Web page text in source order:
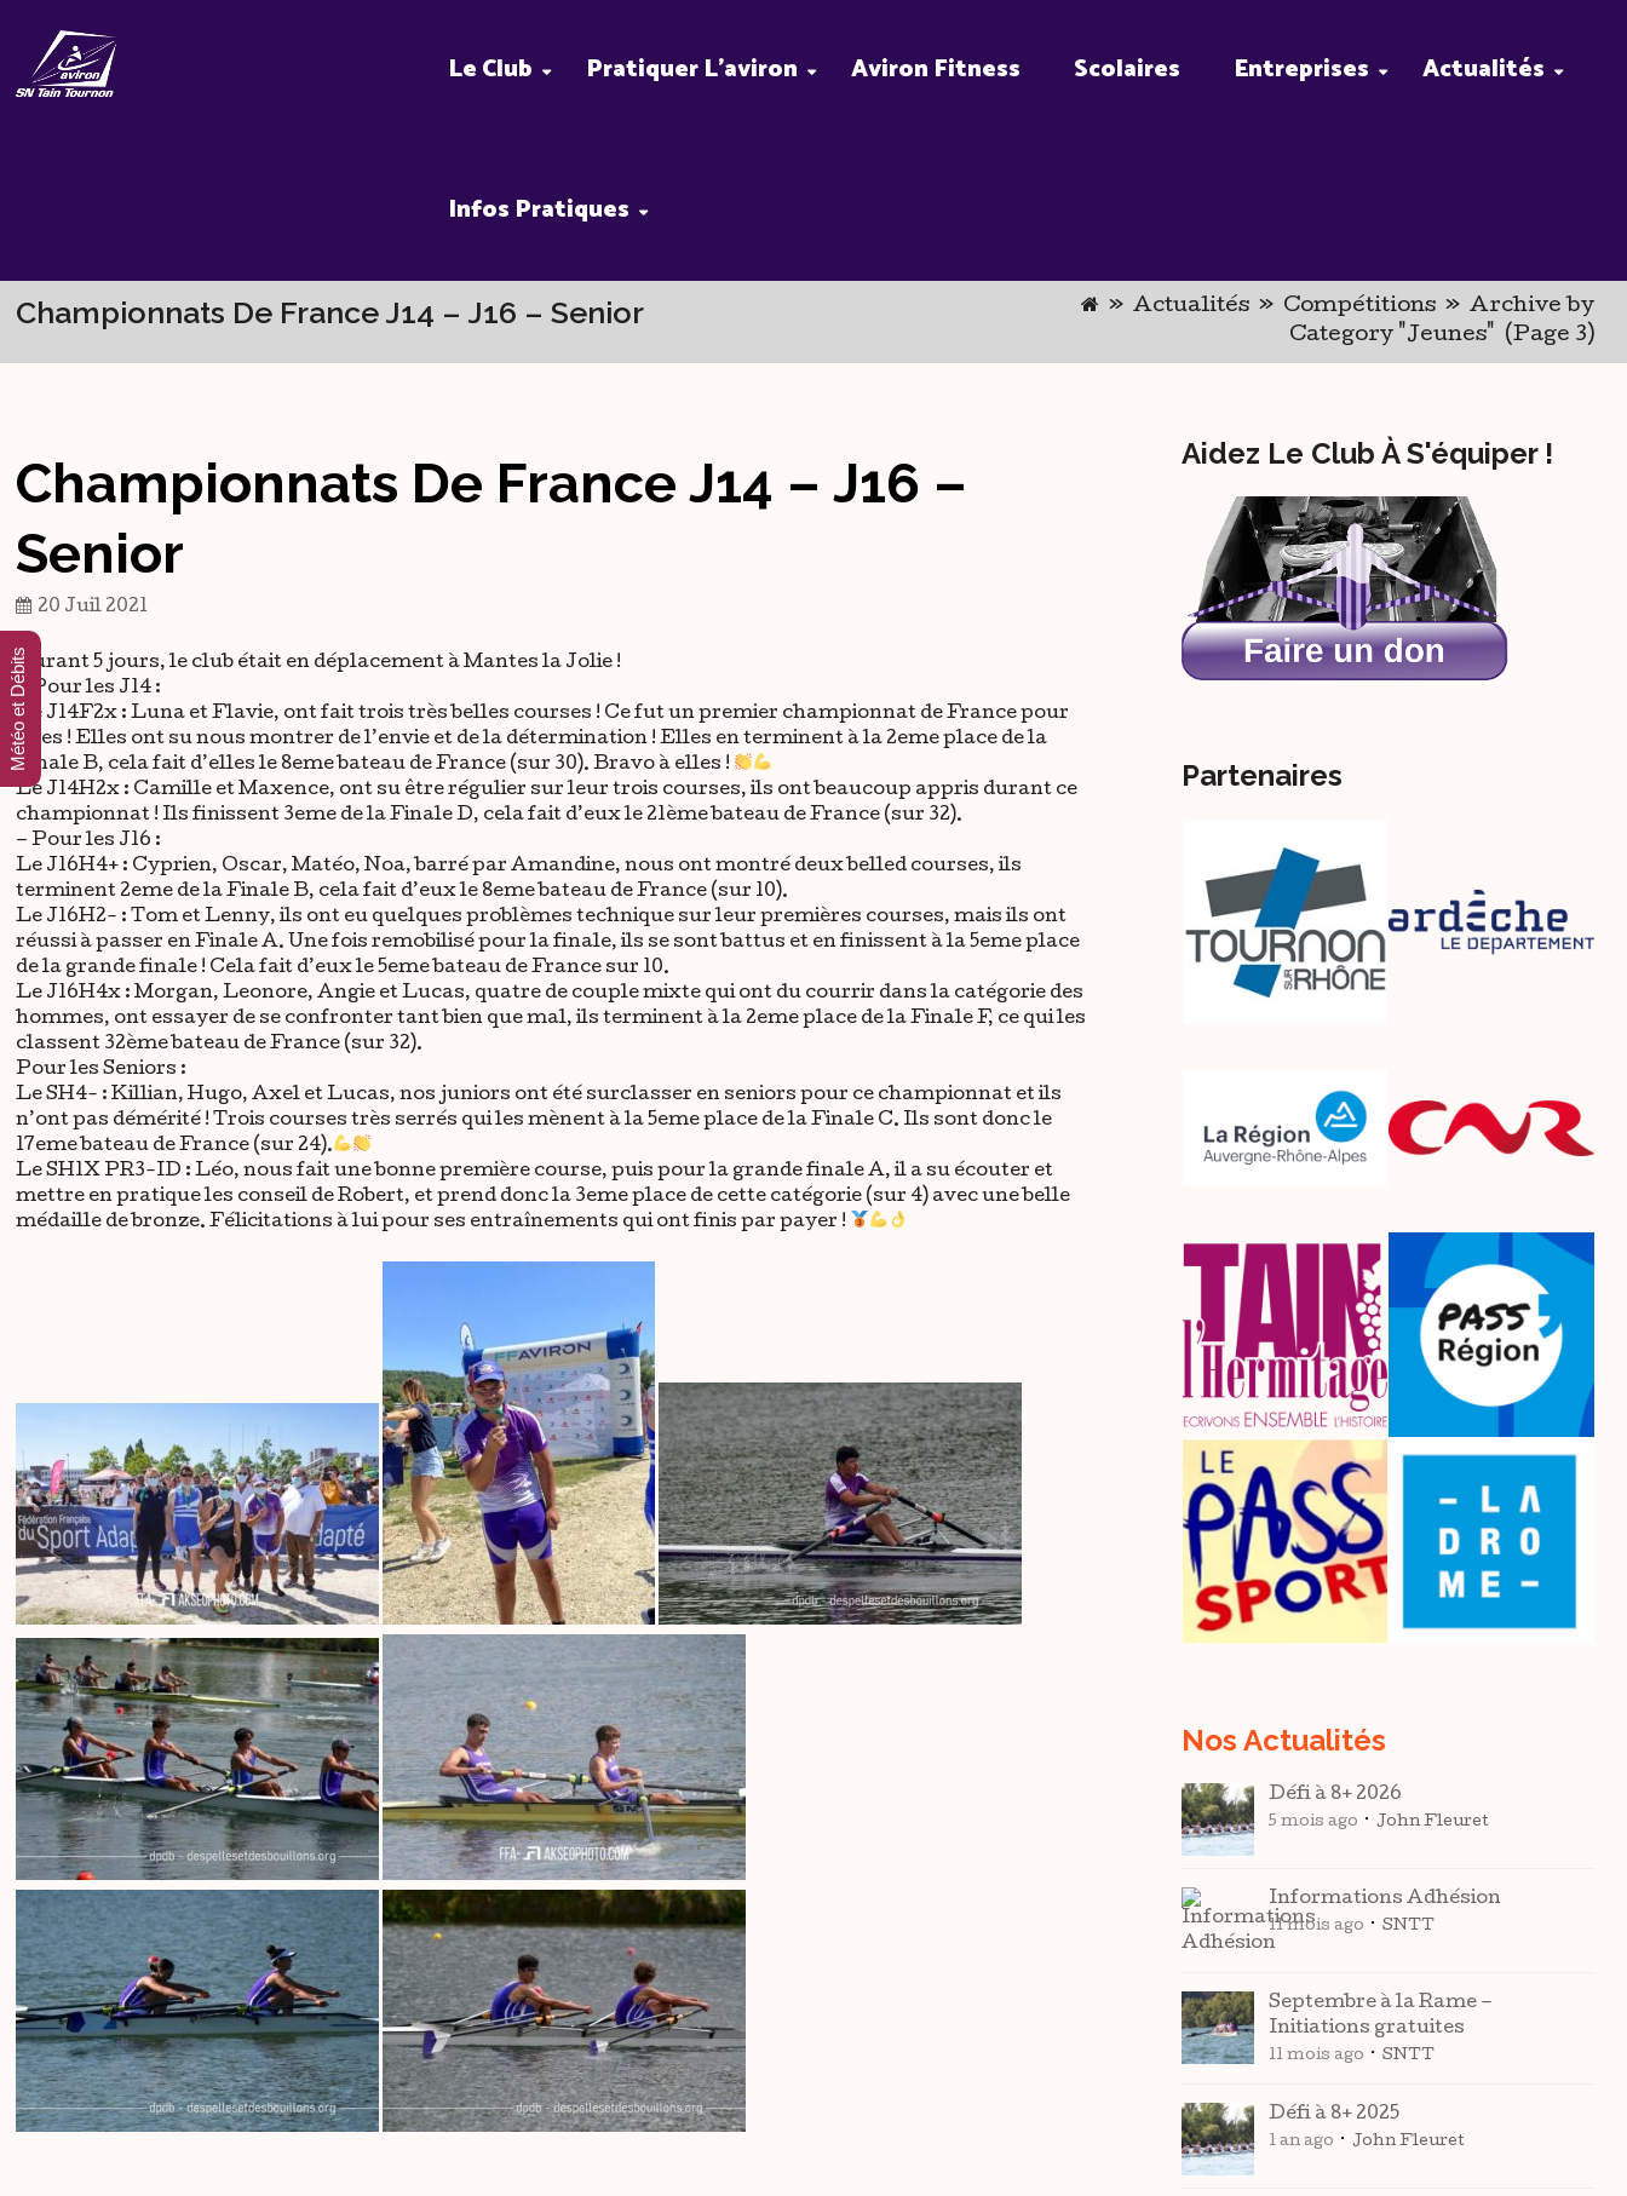
content
Le Club Pratiquer L’aviron Aviron Fitness Scolaires Entreprises Actualités
Infos Pratiques
Championnats De France J14 – J16 – Senior » Actualités » Compétitions » Archive by
Category "Jeunes"
(Page 3)
Championnats De France J14 – J16 –
Senior
20 Juil 2021
Durant 5 jours, le club était en déplacement à Mantes la Jolie !
– Pour les J14 :
Le J14F2x : Luna et Flavie, ont fait trois très belles courses ! Ce fut un premier championnat de France pour
elles ! Elles ont su nous montrer de l’envie et de la détermination ! Elles en terminent à la 2eme place de la
Finale B, cela fait d’elles le 8eme bateau de France (sur 30). Bravo à elles !
Le J14H2x : Camille et Maxence, ont su être régulier sur leur trois courses, ils ont beaucoup appris durant ce
championnat ! Ils finissent 3eme de la Finale D, cela fait d’eux le 21ème bateau de France (sur 32).
– Pour les J16 :
Le J16H4+ : Cyprien, Oscar, Matéo, Noa, barré par Amandine, nous ont montré deux belled courses, ils
terminent 2eme de la Finale B, cela fait d’eux le 8eme bateau de France (sur 10).
Le J16H2- : Tom et Lenny, ils ont eu quelques problèmes technique sur leur premières courses, mais ils ont
réussi à passer en Finale A. Une fois remobilisé pour la finale, ils se sont battus et en finissent à la 5eme place
de la grande finale ! Cela fait d’eux le 5eme bateau de France sur 10.
Le J16H4x : Morgan, Leonore, Angie et Lucas, quatre de couple mixte qui ont du courrir dans la catégorie des
hommes, ont essayer de se confronter tant bien que mal, ils terminent à la 2eme place de la Finale F, ce qui les
classent 32ème bateau de France (sur 32).
Pour les Seniors :
Le SH4- : Killian, Hugo, Axel et Lucas, nos juniors ont été surclasser en seniors pour ce championnat et ils
n’ont pas démérité ! Trois courses très serrés qui les mènent à la 5eme place de la Finale C. Ils sont donc le
17eme bateau de France (sur 24).
Le SH1X PR3-ID : Léo, nous fait une bonne première course, puis pour la grande finale A, il a su écouter et
mettre en pratique les conseil de Robert, et prend donc la 3eme place de cette catégorie (sur 4) avec une belle
médaille de bronze. Félicitations à lui pour ses entraînements qui ont finis par payer !
Aidez Le Club À S'équiper !
Partenaires
Nos Actualités
Défi à 8+ 2026
5 mois ago John Fleuret
Informations Adhésion
11 mois ago SNTT
Septembre à la Rame –
Initiations gratuites
11 mois ago SNTT
Défi à 8+ 2025
1 an ago John Fleuret
Météo et Débits